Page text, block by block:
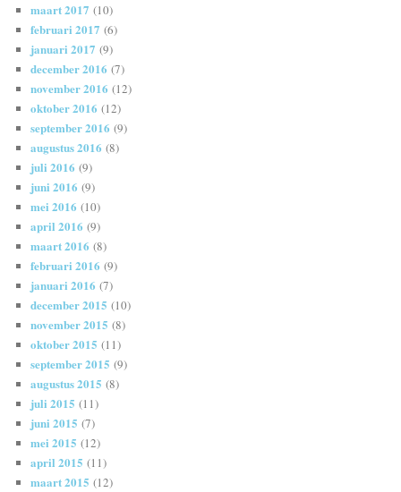
maart 2017 (10)
februari 2017 (6)
januari 2017 (9)
december 2016 (7)
november 2016 (12)
oktober 2016 (12)
september 2016 (9)
augustus 2016 (8)
juli 2016 (9)
juni 2016 (9)
mei 2016 (10)
april 2016 (9)
maart 2016 (8)
februari 2016 (9)
januari 2016 (7)
december 2015 (10)
november 2015 (8)
oktober 2015 (11)
september 2015 (9)
augustus 2015 (8)
juli 2015 (11)
juni 2015 (7)
mei 2015 (12)
april 2015 (11)
maart 2015 (12)